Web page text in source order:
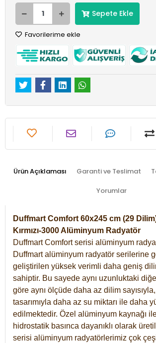
Sepete Ekle
Favorilerime ekle
Ürün Açıklaması Garanti ve Teslimat
Yorumlar
Duffmart Comfort 60x245 cm (29
Kırmızı-3000 Alüminyum Radyatör
Duffmart Comfort serisi alüminyum
Duffmart alüminyum radyatör serilerine
geliştirilen yüksek verimli daha geniş
sahiptir. Bu sayede aynı uzunluktaki
göre aynı ölçüde daha az dilim
tasarımıyla daha az su miktarı ile daha
edilmektedir. Özel alüminyum kaynağı
hidrostatik basınca dayanıklı olarak
serisi alüminyum radyatörlerimiz çok